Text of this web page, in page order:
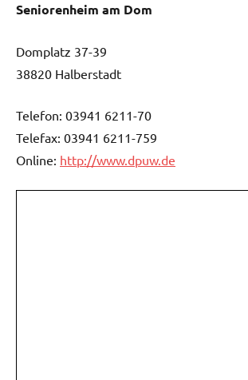
Seniorenheim am Dom
Domplatz 37-39
38820 Halberstadt
Telefon: 03941 6211-70
Telefax: 03941 6211-759
Online: http://www.dpuw.de